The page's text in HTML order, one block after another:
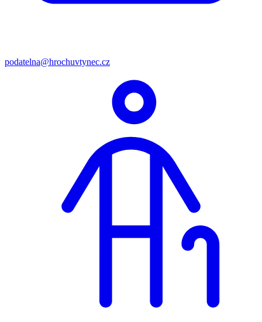
podatelna@hrochuvtynec.cz